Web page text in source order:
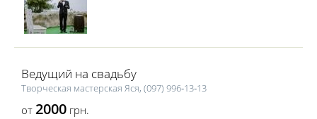
Ведущий на свадьбу
Творческая мастерская Яся, (097) 996‑13‑13
от 2000 грн.